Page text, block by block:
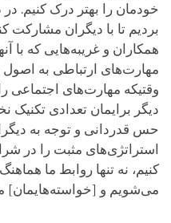
خودمان را بهتر درک کنیم.
بردیم تا با دیگران مشارکت
همکاران و غریبه‌هایی که با
مهارت‌های ارتباطی به
وقتیکه مهارت‌های اجتماعی
دیگر برایمان تعدادی تکنیک
حس قدردانی و توجه به
استراتژی‌های مثبت را در
کنیم، نه تنها روابط ما
می‌شویم و